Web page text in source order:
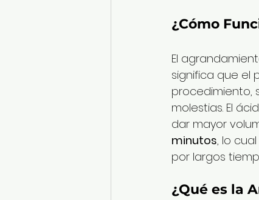
¿Cómo
El
significa que el
procedimiento,
molestias. El
dar mayor
minutos, lo
por largos
¿Qué es la